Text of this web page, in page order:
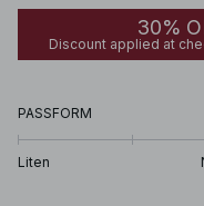
30%
Discount applied at
PASSFORM
Liten